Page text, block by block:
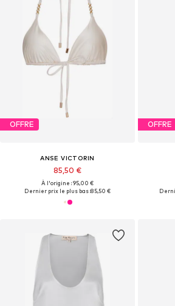
OFFRE
ANSE VICTORIN
85,50 €
À l'origine : 95,00 €
Dernier prix le plus bas :85,50 €
OFFRE